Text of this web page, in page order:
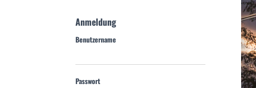
Anmeldung
Benutzername
Passwort